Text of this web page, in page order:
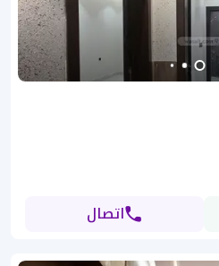
اتصال